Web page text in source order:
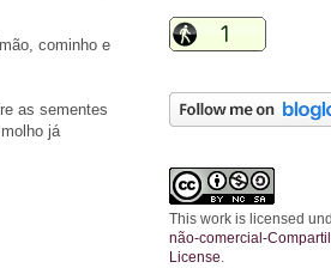
cominho e
as sementes
já
This work is licensed
não-comercial-
License.